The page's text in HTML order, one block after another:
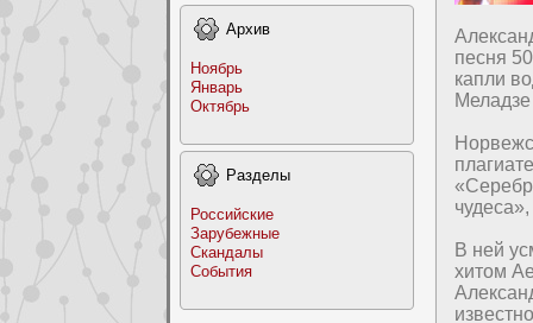
Архив
Ноябрь
Январь
Октябрь
Раздeлы
Российские
Заpyбежные
Скандалы
События
песня
капли
В нeй
хитом